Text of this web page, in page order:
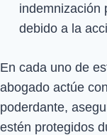
indemnización
debido a la
En cada uno de
abogado actúe
poderdante,
estén protegidos